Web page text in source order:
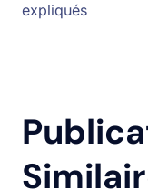
expliqués